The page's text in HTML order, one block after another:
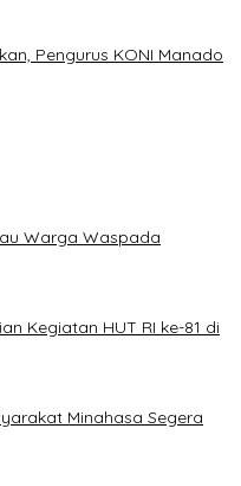
Pengurus KONI Manado
Warga Waspada
Kegiatan HUT RI ke-81 di
Minahasa Segera